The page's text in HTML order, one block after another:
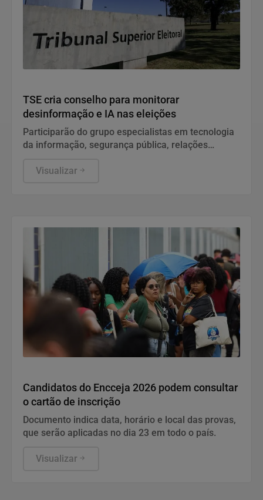
TSE cria conselho para monitorar
desinformação e IA nas eleições
Participarão do grupo especialistas em tecnologia
da informação, segurança pública, relações
não foram escolhidos pelo TSE.
Visualizar
Candidatos do Encceja 2026 podem consultar
o cartão de inscrição
Documento indica data, horário e local das provas,
que serão aplicadas no dia 23 em todo o país.
Visualizar